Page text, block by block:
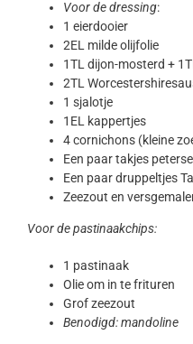
Voor de dressing:
1 eierdooier
2EL milde olijfolie
1TL dijon-mosterd +
2TL
1 sjalotje
1EL kappertjes
4 cornichons (kleine
Een paar takjes
Een paar druppeltjes
Zeezout en
Voor de pastinaakchips:
1 pastinaak
Olie om in te frituren
Grof zeezout
Benodigd: mandoline